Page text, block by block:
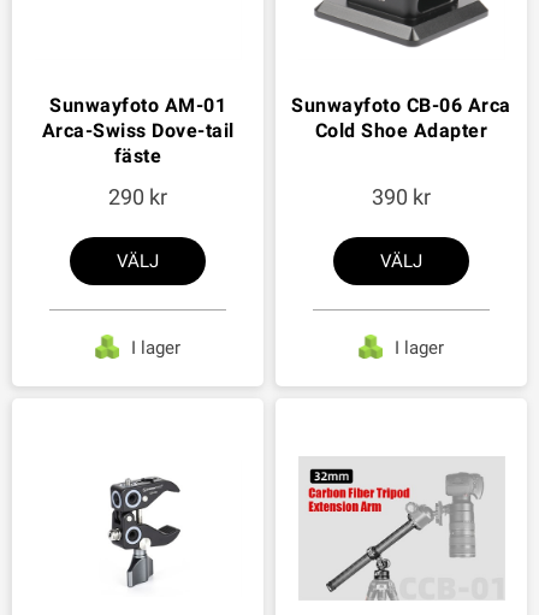
Sunwayfoto AM-01
Arca-Swiss Dove-tail
fäste
290
VÄLJ
I lager
Sunwayfoto CB-06 Arca
Cold Shoe Adapter
390
VÄLJ
I lager